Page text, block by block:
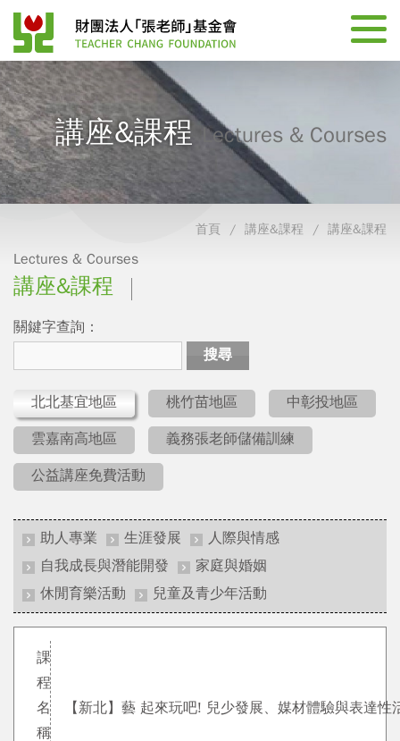
講座&課程 Lectures & Courses
首頁 講座&課程 講座&課程
Lectures & Courses
講座&課程
關鍵字查詢：
搜尋
北北基宜地區 桃竹苗地區 中彰投地區
雲嘉南高地區 義務張老師儲備訓練
公益講座免費活動
助人專業 生涯發展
人際與情感
自我成長與潛能開發
家庭與婚姻
休閒育樂活動
兒童及青少年活動
課
程
名
稱
【新北】藝 起來玩吧! 兒少發展、媒材體驗與表達性